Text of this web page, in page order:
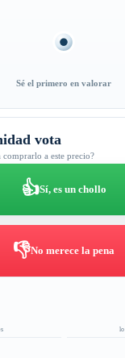
Sé el primero en valorar
vota
comprarlo a este precio?
👍Sí, es un chollo
👎No merece la pena
lo